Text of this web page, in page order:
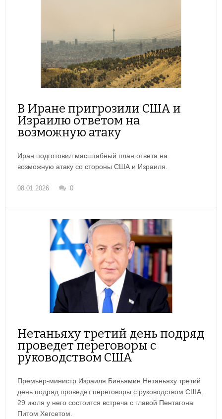
В Иране пригрозили США и
Израилю ответом на
возможную атаку
Иран подготовил масштабный план ответа на
возможную атаку со стороны США и Израиля.
08.01.2026 0
Нетаньяху третий день подряд
проведет переговоры с
руководством США
Премьер-министр Израиля Биньямин Нетаньяху третий
день подряд проведет переговоры с руководством США.
29 июля у него состоится встреча с главой Пентагона
Питом Хегсетом.